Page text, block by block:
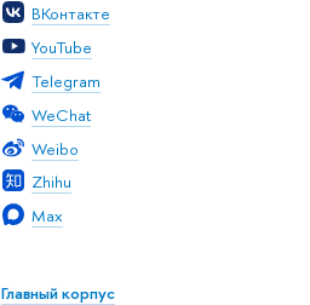
ВКонтакте
YouTube
Telegram
WeChat
Weibo
Zhihu
Max
Главный корпус